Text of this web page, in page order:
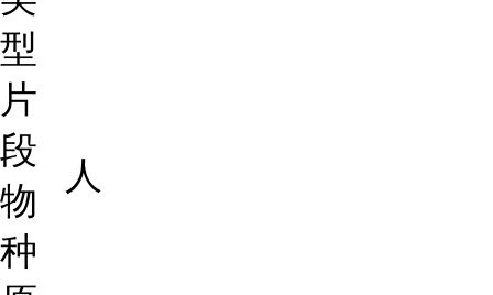
型
片
段
物
种
人